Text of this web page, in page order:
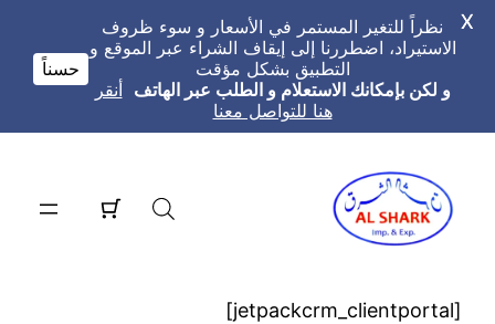
المحتوى
[jetpackcrm_clientportal]
نظراً للتغير المستمر في الأسعار و سوء ظروف
الاستيراد، اضطررنا إلى إيقاف الشراء عبر الموقع و
التطبيق بشكل مؤقت
و لكن بإمكانك الاستعلام و الطلب عبر الهاتف أنقر
هنا للتواصل معنا
حسناً
X